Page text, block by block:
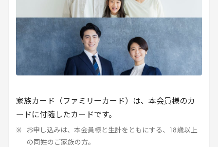
家族カード（ファミリーカード）は、本会員様のカ
ードに付随したカードです。
お申し込みは、本会員様と生計をともにする、 18 歳以上
の同姓のご家族の方。